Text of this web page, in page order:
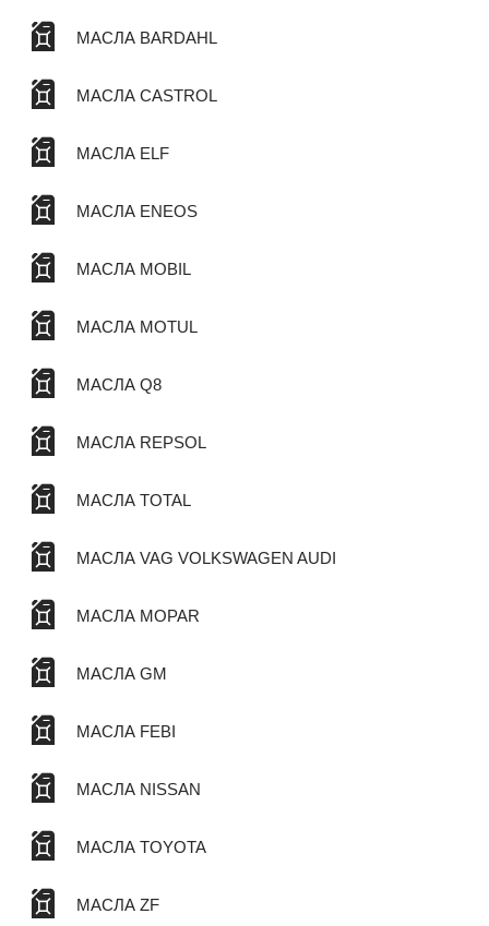
МАСЛА BARDAHL
МАСЛА CASTROL
МАСЛА ELF
МАСЛА ENEOS
МАСЛА MOBIL
МАСЛА MOTUL
МАСЛА Q8
МАСЛА REPSOL
МАСЛА TOTAL
МАСЛА VAG VOLKSWAGEN AUDI
МАСЛА MOPAR
МАСЛА GM
МАСЛА FEBI
МАСЛА NISSAN
МАСЛА TOYOTA
МАСЛА ZF